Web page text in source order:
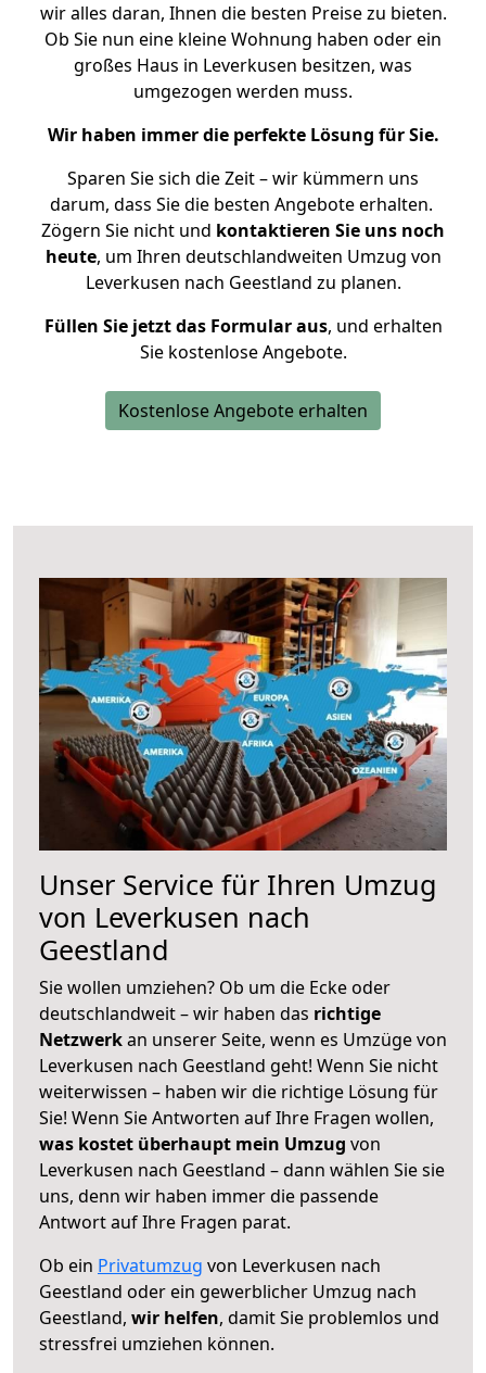
wir alles daran, Ihnen die besten Preise zu bieten.
Ob Sie nun eine kleine Wohnung haben oder ein
großes Haus in Leverkusen besitzen, was
umgezogen werden muss.
Wir haben immer die perfekte Lösung für Sie.
Sparen Sie sich die Zeit – wir kümmern uns
darum, dass Sie die besten Angebote erhalten.
Zögern Sie nicht und kontaktieren Sie uns noch
heute, um Ihren deutschlandweiten Umzug von
Leverkusen nach Geestland zu planen.
Füllen Sie jetzt das Formular aus, und erhalten
Sie kostenlose Angebote.
Kostenlose Angebote erhalten
Unser Service für Ihren Umzug
von Leverkusen nach
Geestland
Sie wollen umziehen? Ob um die Ecke oder
deutschlandweit – wir haben das richtige
Netzwerkan unserer Seite, wenn es Umzüge von
Leverkusen nach Geestland geht! Wenn Sie nicht
weiterwissen – haben wir die richtige Lösung für
Sie! Wenn Sie Antworten auf Ihre Fragen wollen,
was kostet überhaupt mein Umzug von
Leverkusen nach Geestland – dann wählen Sie sie
uns, denn wir haben immer die passende
Antwort auf Ihre Fragen parat.
Ob ein Privatumzug von Leverkusen nach
Geestland oder ein gewerblicher Umzug nach
Geestland, wir helfen, damit Sie problemlos und
stressfrei umziehen können.